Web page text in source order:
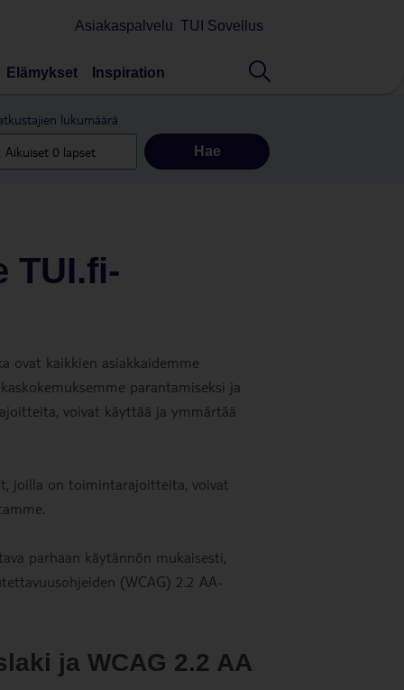
Asiakaspalvelu TUI Sovellus
Elämykset Inspiration
lukumäärä
Hae
TUI.fi-
ovat kaikkien asiakkaidemme
parantamiseksi ja
voivat käyttää ja ymmärtää
joilla on toimintarajoitteita, voivat
parhaan käytännön mukaisesti,
(WCAG) 2.2 AA-
ja WCAG 2.2 AA